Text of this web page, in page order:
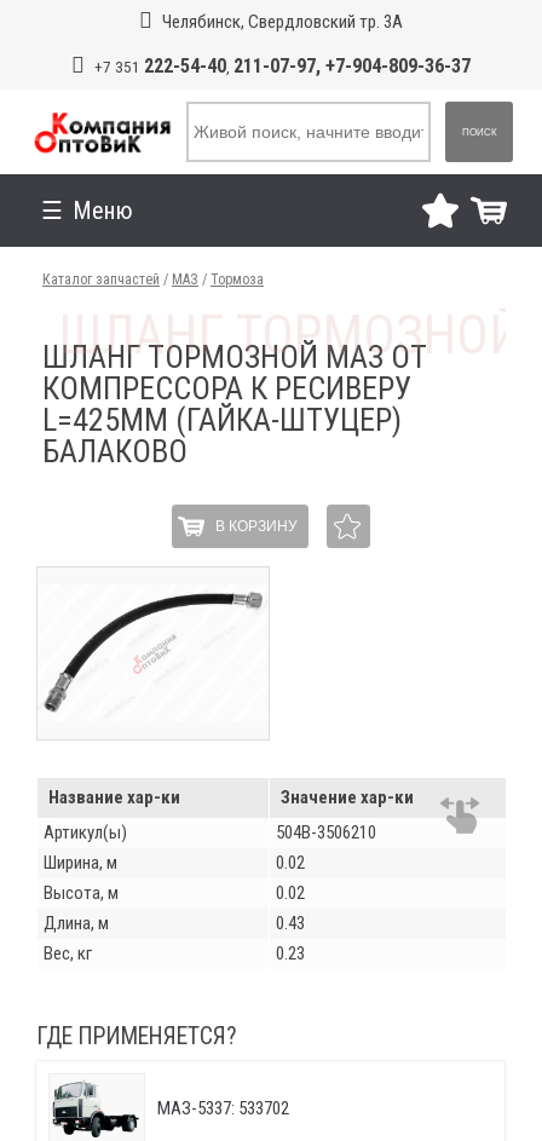
Челябинск, Свердловский тр. 3А
+7 351 222-54-40, 211-07-97, +7-904-809-36-37
ПОИСК
Меню
Каталог запчастей / МАЗ / Тормоза
ШЛАНГ ТОРМОЗНОЙ МАЗ ОТ
КОМПРЕССОРА К РЕСИВЕРУ
L=425ММ (ГАЙКА-ШТУЦЕР)
БАЛАКОВО
В КОРЗИНУ
Название хар-ки
Значение хар-ки
Артикул(ы)
504В-3506210
Ширина, м
0.02
Высота, м
0.02
Длина, м
0.43
Вес, кг
0.23
ГДЕ ПРИМЕНЯЕТСЯ?
МАЗ-5337: 533702